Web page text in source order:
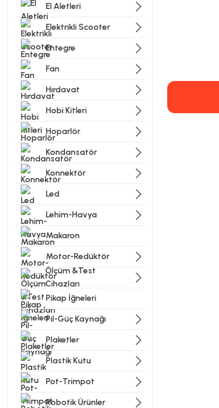
El Aletleri
Elektrikli Scooter
Entegre
Fan
Hırdavat
Hobi Kitleri
Hoparlör
Kondansatör
Konnektör
Led
Lehim-Havya
Makaron
Motor-Redüktör
Ölçüm &Test
Cihazları
Pikap İğneleri
Pil-Güç Kaynağı
Plaketler
Plastik Kutu
Pot-Trimpot
Robotik Ürünler